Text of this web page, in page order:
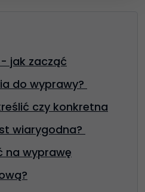
jak zacząć
do wyprawy?
czy konkretna
wiarygodna?
na wyprawę